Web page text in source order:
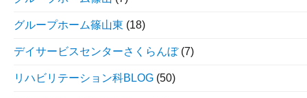
グループホーム篠山東 (18)
デイサービスセンターさくらんぼ(7)
リハビリテーション科BLOG (50)